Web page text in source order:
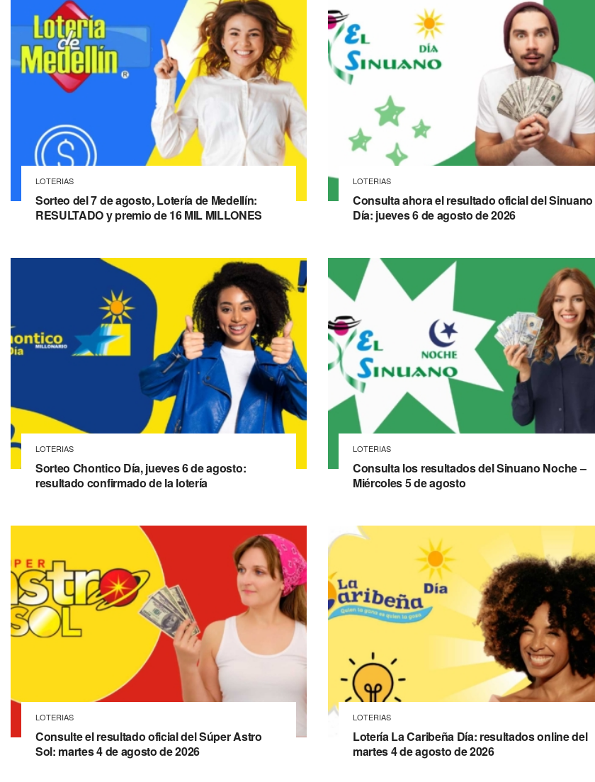
LOTERIAS
Sorteo del 7 de agosto, Lotería de Medellín:
RESULTADO y premio de 16 MIL MILLONES
LOTERIAS
Consulta ahora el resultado oficial del Sinuano
Día: jueves 6 de agosto de 2026
LOTERIAS
Sorteo Chontico Día, jueves 6 de agosto:
resultado confirmado de la lotería
LOTERIAS
Consulta los resultados del Sinuano Noche –
Miércoles 5 de agosto
LOTERIAS
Consulte el resultado oficial del Súper Astro
Sol: martes 4 de agosto de 2026
LOTERIAS
Lotería La Caribeña Día: resultados online del
martes 4 de agosto de 2026